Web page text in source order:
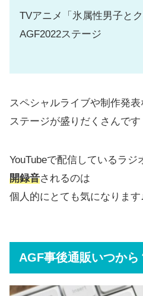
TVアニメ「氷属性男子と
AGF2022ステージ
スペシャルライブや制作発
ステージが盛りだくさんです
YouTubeで配信しているラジ
開録音されるのは
個人的にとても気になります
AGF事後通販いつから